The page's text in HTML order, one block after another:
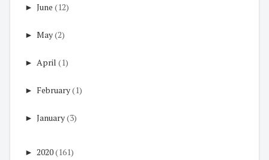
► June (12)
► May(2)
► April (1)
► February(1)
► January(3)
► 2020(161)